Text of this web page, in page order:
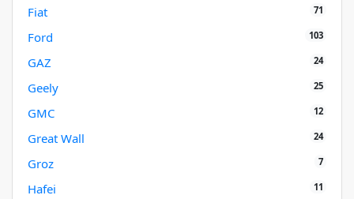
Fiat 71
Ford 103
GAZ 24
Geely 25
GMC 12
Great Wall 24
Groz 7
Hafei 11